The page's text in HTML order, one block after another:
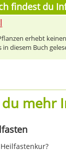
findest du
erhebt
diesem Buch
mehr